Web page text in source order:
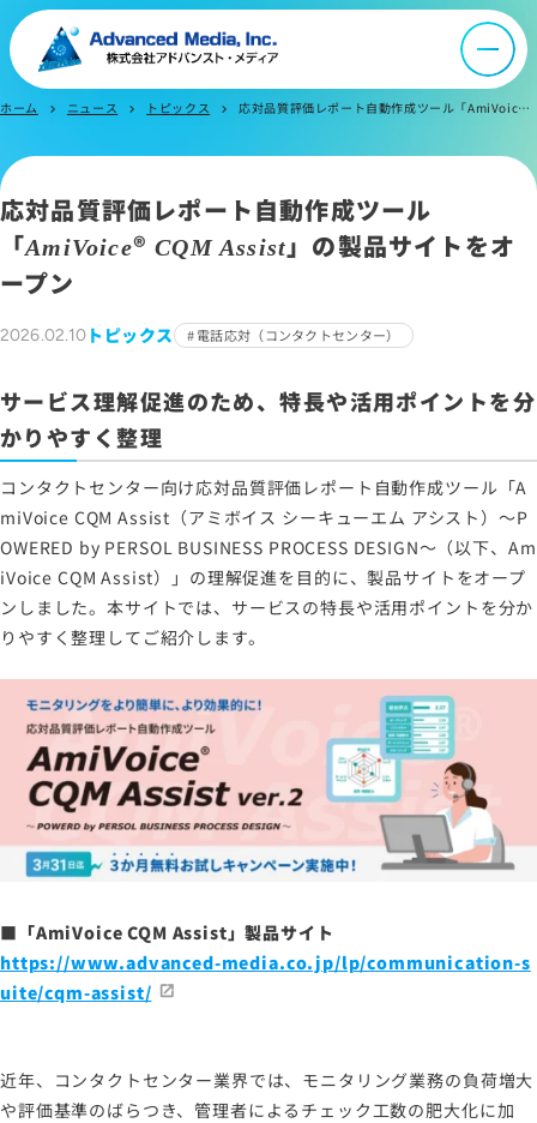
よくあるご質問
サイトマップ
サイトのご利用について
プライバシーポリシー
情報セキュリティポリシー
労働者派遣事業に関わる情報
メールマガジン
ホーム chevron_right ニュース chevron_right トピックス chevron_right 応対品質評価レポート自動作成ツール「AmiVoice® CQM Assist」の製品サイトをオープン
応対品質評価レポート自動作成ツール
「AmiVoice®CQM Assist」の製品サイトをオ
ープン
2026.02.10 トピックス 電話応対（コンタクトセンター）
サービス理解促進のため、特長や活用ポイントを分
かりやすく整理
コンタクトセンター向け応対品質評価レポート自動作成ツール「A
miVoice CQM Assist（アミボイス シーキューエム アシスト）～P
OWERED by PERSOL BUSINESS PROCESS DESIGN～（以下、Am
iVoice CQM Assist）」の理解促進を目的に、製品サイトをオープ
ンしました。本サイトでは、サービスの特長や活用ポイントを分か
りやすく整理してご紹介します。
■「AmiVoice CQM Assist」製品サイト
https://www.advanced-media.co.jp/lp/communication-s
uite/cqm-assist/
近年、コンタクトセンター業界では、モニタリング業務の負荷増大
や評価基準のばらつき、管理者によるチェック工数の肥大化に加